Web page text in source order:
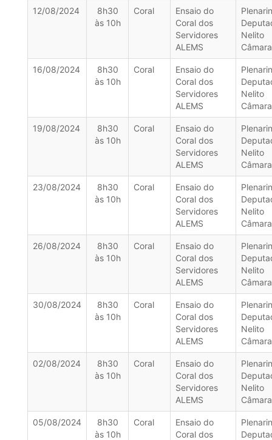
12/08/2024
8h30
às 10h
Coral
Ensaio do
Coral dos
Servidores
ALEMS
Nelito
Câmara
16/08/2024
8h30
às 10h
Coral
Ensaio do
Coral dos
Servidores
ALEMS
Nelito
Câmara
19/08/2024
8h30
às 10h
Coral
Ensaio do
Coral dos
Servidores
ALEMS
Nelito
Câmara
23/08/2024
8h30
às 10h
Coral
Ensaio do
Coral dos
Servidores
ALEMS
Nelito
Câmara
26/08/2024
8h30
às 10h
Coral
Ensaio do
Coral dos
Servidores
ALEMS
Nelito
Câmara
30/08/2024
8h30
às 10h
Coral
Ensaio do
Coral dos
Servidores
ALEMS
Nelito
Câmara
02/08/2024
8h30
às 10h
Coral
Ensaio do
Coral dos
Servidores
ALEMS
Nelito
Câmara
05/08/2024
8h30
às 10h
Coral
Ensaio do
Coral dos